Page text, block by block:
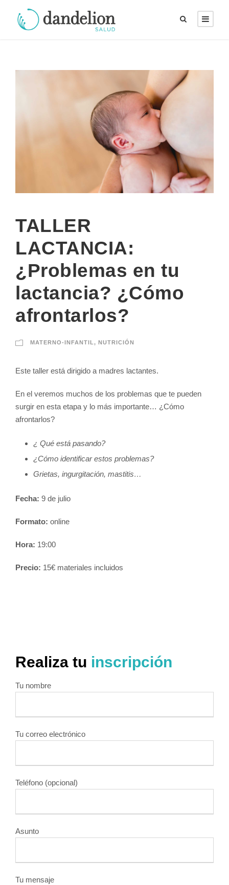
TALLER
LACTANCIA:
¿Problemas en tu
lactancia? ¿Cómo
afrontarlos?
MATERNO-INFANTIL , NUTRICIÓN
Este taller está dirigido a madres lactantes.
En el veremos muchos de los problemas que te pueden
surgir en esta etapa y lo más importante… ¿Cómo
afrontarlos?
¿ Qué está pasando?
¿Cómo identificar estos problemas?
Grietas, ingurgitación, mastitis…
Fecha: 9 de julio
Formato: online
Hora: 19:00
Precio: 15€ materiales incluidos
Realiza tu inscripción
Tu nombre
Tu correo electrónico
Teléfono (opcional)
Asunto
Tu mensaje